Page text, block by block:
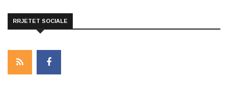
RRJETET SOCIALE